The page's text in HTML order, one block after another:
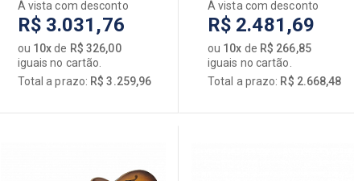
PELES
Percussão
[+] Ver todos
Cellos
À vista com desconto
R$ 3.031,76
ou 10xde R$ 326,00
iguais no cartão.
Total a prazo: R$ 3.259,96
À vista com desconto
R$ 2.481,69
ou 10x de R$ 266,85
iguais no cartão.
Total a prazo: R$ 2.668,48